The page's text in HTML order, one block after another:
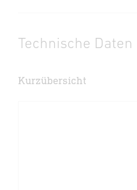
Technische Daten
Kurzübersicht